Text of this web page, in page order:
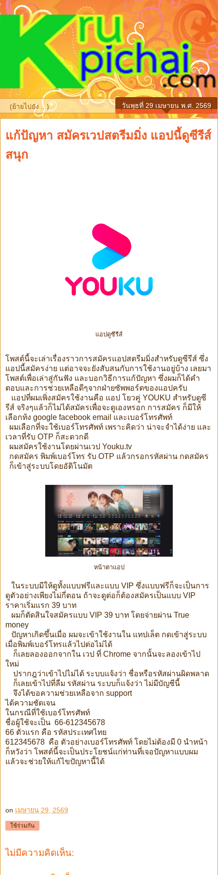
▼
วันพุธที่ 29 เมษายน พ.ศ. 2569
แก้ปัญหา สมัครเวปสตรีมมิ่ง แอปนี้ดูซีรีส์
สนุก
แอปดูซีรีส์
โพสต์นี้จะเล่าเรื่องราวการสมัครแอปสตรีมมิ่งสำหรับดูซีรีส์ ซึ่ง
แอปนี้สมัครง่าย แต่อาจจะยังสับสนกับการใช้งานอยู่บ้าง เลยมา
โพสต์เพื่อเล่าสู่กันฟัง และบอกวิธีการแก้ปัญหา ซึ่งผมก็ได้คำ
ตอบและการช่วยเหลือดีๆจากฝ่ายซัพพอร์ตของแอปครับ
แอปที่ผมเพิ่งสมัครใช้งานคือ แอป โยวคู่ YOUKU สำหรับดูซี
รีส์ จริงๆแล้วก็ไม่ได้สมัครเพื่อจะดูเองหรอก การสมัคร ก็มีให้
เลือกท้ง google facebook email และเบอร์โทรศัพท์
ผมเลือกที่จะใช้เบอร์โทรศัพท์ เพราะคิดว่า น่าจะจำได้ง่าย และ
เวลาที่รับ OTP ก็สะดวกดี
ผมสมัครใช้งานโดยผ่านเวป Youku.tv
กดสมัคร พิมพ์เบอร์โทร รับ OTP แล้วกรอกรหัสผ่าน กดสมัคร
ก็เข้าสู่ระบบโดยอัติโนมัต
หน้าตาแอป
ในระบบมีให้ดูทั้งแบบฟรีและแบบ VIP ซึ่งแบบฟรีก็จะเป็นการ
ดูตัวอย่างเพียงไม่กี่ตอน ถ้าจะดูต่อก็ต้องสมัครเป็นแบบ VIP
ราคาเริ่มแรก 39 บาท
ผมก็ตัดสินใจสมัครแบบ VIP 39 บาท โดยจ่ายผ่าน True
money
ปัญหาเกิดขึ้นเมื่อ ผมจะเข้าใช้งานใน แทปเล็ต กดเข้าสู่ระบบ
เมื่อพิมพ์เบอร์โทรแล้วไปต่อไม่ได้
ก็เลยลองออกจากใน เวป ที่ Chrome จากนั้นจะลองเข้าไป
ใหม่
ปรากฎว่าเข้าไปไม่ได้ ระบบแจ้งว่า ชื่อหรือรหัสผ่านผิดพลาด
ก็เลยเข้าไปที่ลืม รหัสผ่าน ระบบก็แจ้งว่า ไม่มีบัญชีนี้
จึงได้ขอความช่วยเหลือจาก support
ได้ความชัดเจน
ในกรณีที่ใช้เบอร์โทรศัพท์
ชื่อผู้ใช้จะเป็น 66-612345678
66 ตัวแรก คือ รหัสประเทศไทย
612345678 คือ ตัวอย่างเบอร์โทรศัพท์ โดยไม่ต้องมี 0 นำหน้า
ก็หวังว่า โพสต์นี้จะเป็นประโยชน์แก่ท่านที่เจอปัญหาแบบผม
แล้วจะช่วยให้แก้ไขปัญหานี้ได้
on เมษายน 29, 2569
ใช้ร่วมกัน
ไม่มีความคิดเห็น: